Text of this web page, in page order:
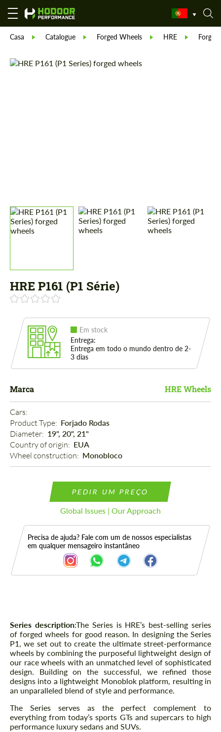
Casa Catalogue Forged Wheels HRE
HRE P161 (P1 Série)
Em stock
Entrega:
Entrega em todo o mundo dentro de 2-
3 dias
Marca HRE Wheels
Cars:
Product Type: Forjado Rodas
Diameter: 19", 20", 21"
Country of origin: EUA
Wheel construction: Monobloco
PEDIR UM PREÇO
Global Issues | Our Approach
Precisa de ajuda? Fale com um de nossos especialistas
em qualquer mensageiro instantâneo
Descrição
Series description:The Series is HRE’s best-selling series
of forged wheels for good reason. In designing the Series
P1, we set out to create the ultimate street-performance
wheels by combining the purposeful lightweight design of
our race wheels with an unmatched level of sophisticated
design. Building on the successful, we refined those
designs into a lightweight Monoblok platform, resulting in
an unparalleled blend of style and performance.
The Series serves as the perfect complement to
everything from today’s sports GTs and supercars to high
performance luxury sedans and SUVs.